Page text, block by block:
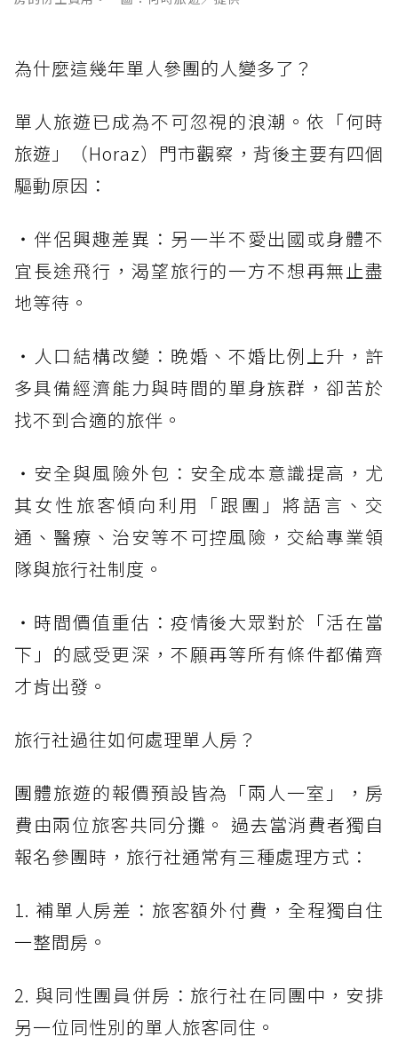
為什麼這幾年單人參團的人變多了？
單人旅遊已成為不可忽視的浪潮。依「何時
旅遊」（Horaz）門市觀察，背後主要有四個
驅動原因：
・伴侶興趣差異：另一半不愛出國或身體不
宜長途飛行，渴望旅行的一方不想再無止盡
地等待。
・人口結構改變：晚婚、不婚比例上升，許
多具備經濟能力與時間的單身族群，卻苦於
找不到合適的旅伴。
・安全與風險外包：安全成本意識提高，尤
其女性旅客傾向利用「跟團」將語言、交
通、醫療、治安等不可控風險，交給專業領
隊與旅行社制度。
・時間價值重估：疫情後大眾對於「活在當
下」的感受更深，不願再等所有條件都備齊
才肯出發。
旅行社過往如何處理單人房？
團體旅遊的報價預設皆為「兩人一室」，房
費由兩位旅客共同分攤。 過去當消費者獨自
報名參團時，旅行社通常有三種處理方式：
1. 補單人房差：旅客額外付費，全程獨自住
一整間房。
2. 與同性團員併房：旅行社在同團中，安排
另一位同性別的單人旅客同住。